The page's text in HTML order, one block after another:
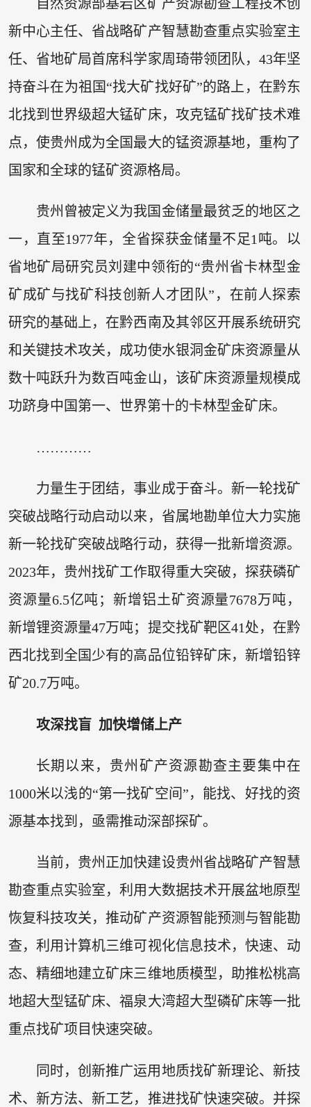
自然资源部基岩区矿产资源勘查工程技术创
新中心主任、省战略矿产智慧勘查重点实验室主
任、省地矿局首席科学家周琦带领团队，43年坚
持奋斗在为祖国“找大矿找好矿”的路上，在黔东
北找到世界级超大锰矿床，攻克锰矿找矿技术难
点，使贵州成为全国最大的锰资源基地，重构了
国家和全球的锰矿资源格局。
贵州曾被定义为我国金储量最贫乏的地区之
一，直至1977年，全省探获金储量不足1吨。以
省地矿局研究员刘建中领衔的“贵州省卡林型金
矿成矿与找矿科技创新人才团队”，在前人探索
研究的基础上，在黔西南及其邻区开展系统研究
和关键技术攻关，成功使水银洞金矿床资源量从
数十吨跃升为数百吨金山，该矿床资源量规模成
功跻身中国第一、世界第十的卡林型金矿床。
…………
力量生于团结，事业成于奋斗。新一轮找矿
突破战略行动启动以来，省属地勘单位大力实施
新一轮找矿突破战略行动，获得一批新增资源。
2023年，贵州找矿工作取得重大突破，探获磷矿
资源量6.5亿吨；新增铝土矿资源量7678万吨，
新增锂资源量47万吨；提交找矿靶区41处，在黔
西北找到全国少有的高品位铅锌矿床，新增铅锌
矿20.7万吨。
攻深找盲 加快增储上产
长期以来，贵州矿产资源勘查主要集中在
1000米以浅的“第一找矿空间”，能找、好找的资
源基本找到，亟需推动深部探矿。
当前，贵州正加快建设贵州省战略矿产智慧
勘查重点实验室，利用大数据技术开展盆地原型
恢复科技攻关，推动矿产资源智能预测与智能勘
查，利用计算机三维可视化信息技术，快速、动
态、精细地建立矿床三维地质模型，助推松桃高
地超大型锰矿床、福泉大湾超大型磷矿床等一批
重点找矿项目快速突破。
同时，创新推广运用地质找矿新理论、新技
术、新方法、新工艺，推进找矿快速突破。并探